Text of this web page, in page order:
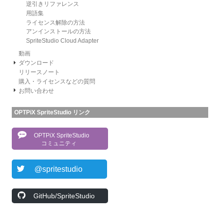
逆引きリファレンス
用語集
ライセンス解除の方法
アンインストールの方法
SpriteStudio Cloud Adapter
動画
ダウンロード
リリースノート
購入・ライセンスなどの質問
お問い合わせ
OPTPiX SpriteStudio リンク
OPTPiX SpriteStudio
コミュニティ
@spritestudio
GitHub/SpriteStudio